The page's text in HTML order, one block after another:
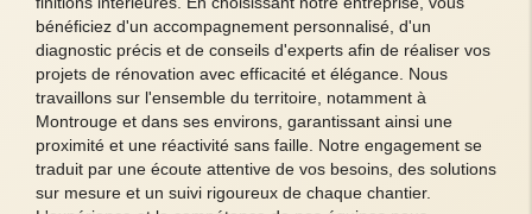
bénéficiez d'un accompagnement personnalisé, d'un
diagnostic précis et de conseils d'experts afin de réaliser vos
projets de rénovation avec efficacité et élégance. Nous
travaillons sur l'ensemble du territoire, notamment à
Montrouge et dans ses environs, garantissant ainsi une
proximité et une réactivité sans faille. Notre engagement se
traduit par une écoute attentive de vos besoins, des solutions
sur mesure et un suivi rigoureux de chaque chantier.